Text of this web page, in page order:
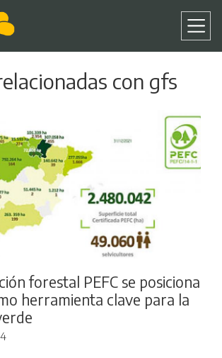
al
con gfs
forestal PEFC se posiciona
herramienta clave para la